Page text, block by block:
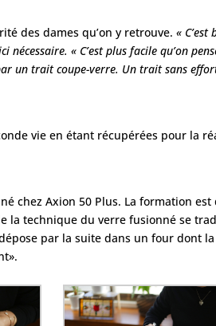
des dames qu’on y retrouve.« C’est
« C’est plus facile qu’on
un trait coupe-verre. Un trait sans
vie en étant récupérées pour la
chez Axion 50 Plus. La formation est
la technique du verre fusionné se
par la suite dans un four dont la